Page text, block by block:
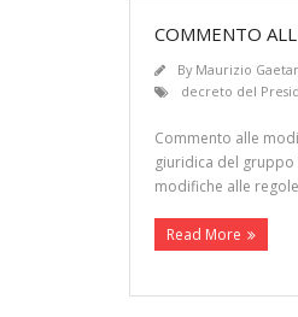
COMMENTO
By Maurizio
decreto del
Commento alle
giuridica del gruppo
modifiche alle
Read More